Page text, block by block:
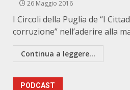
26 Maggio 2016
I Circoli della Puglia de “I
corruzione” nell’aderire alla
Continua a leggere...
PODCAST